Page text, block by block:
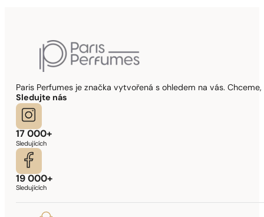
Paris Perfumes je značka vytvořená s ohledem na vás.
Sledujte nás
17 000+
Sledujících
19 000+
Sledujících